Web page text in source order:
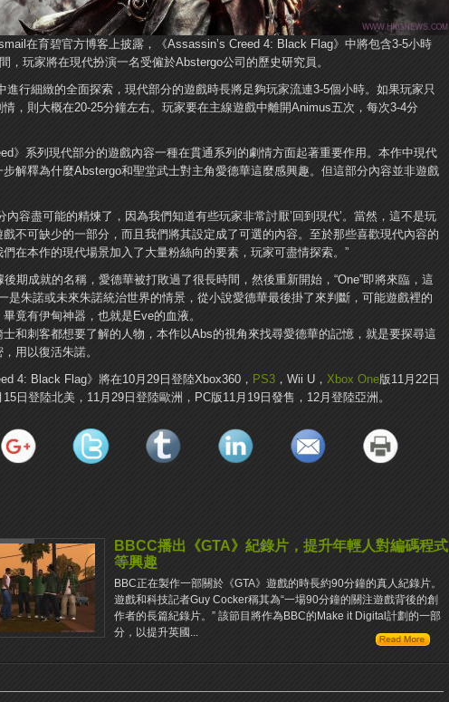
在育碧官方博客上披露，《Assassin’s Creed 4: Black Flag》中將包含3-5小時
，玩家將在現代扮演一名受僱於Abstergo公司的歷史研究員。
進行細緻的全面探索，現代部分的遊戲時長將足夠玩家流連3-5個小時。如果玩家只
，則大概在20-25分鐘左右。玩家要在主線遊戲中離開Animus五次，每次3-4分
》系列現代部分的遊戲內容一種在貫通系列的劇情方面起著重要作用。本作中現代
解釋為什麼Abstergo和聖堂武士對主角愛德華這麼感興趣。但這部分內容並非遊戲
內容盡可能的精煉了，因為我們知道有些玩家非常討厭’回到現代’。當然，這不是玩
不可缺少的一部分，而且我們將其設定成了可選的內容。至於那些喜歡現代內容的
在本作的現代場景加入了大量粉絲向的要素，玩家可盡情探索。”
期成就的名稱，愛德華被打敗過了很長時間，然後重新開始，“One”即將來臨，這
是朱諾或未來朱諾統治世界的情景，從小說愛德華最後掛了來判斷，可能遊戲裡的
竟有伊甸神器，也就是Eve的血液。
和刺客都想要了解的人物，本作以Abs的視角來找尋愛德華的記憶，就是要探尋這
用以復活朱諾。
4: Black Flag》將在10月29日登陸Xbox360， PS3 ，Wii U， Xbox One版11月22日
15日登陸北美，11月29日登陸歐洲，PC版11月19日發售，12月登陸亞洲。
BBCC播出《GTA》紀錄片，提升年輕人對編碼程式
等興趣
BBC正在製作一部關於《GTA》遊戲的時長約90分鐘的真人紀錄片。
遊戲和科技記者Guy Cocker稱其為“一場90分鐘的關注遊戲背後的創
作者的長篇紀錄片。” 該節目將作為BBC的Make it Digital計劃的一部
分，以提升英​​國...